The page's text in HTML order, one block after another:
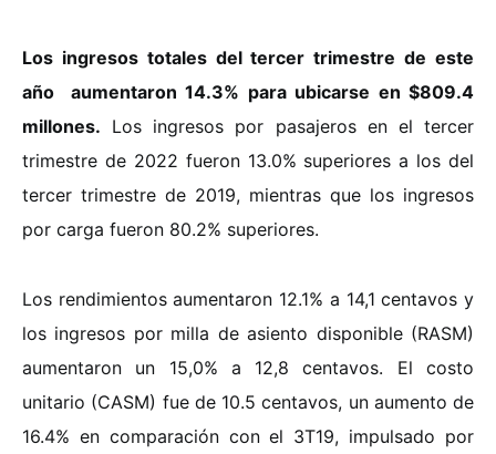
Los ingresos totales del tercer trimestre de este
año aumentaron 14.3% para ubicarse en $809.4
millones. Los ingresos por pasajeros en el tercer
trimestre de 2022 fueron 13.0% superiores a los del
tercer trimestre de 2019, mientras que los ingresos
por carga fueron 80.2% superiores.
Los rendimientos aumentaron 12.1% a 14,1 centavos y
los ingresos por milla de asiento disponible (RASM)
aumentaron un 15,0% a 12,8 centavos. El costo
unitario (CASM) fue de 10.5 centavos, un aumento de
16.4% en comparación con el 3T19, impulsado por